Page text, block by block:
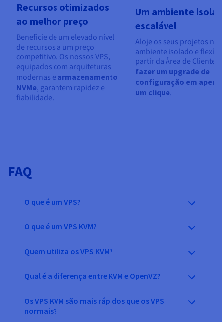
Recursos otimizados
ao melhor preço
Beneficie de um elevado nível
de recursos a um preço
competitivo. Os nossos VPS,
equipados com arquiteturas
modernas e armazenamento
NVMe, garantem rapidez e
fiabilidade.
Um ambiente
escalável
Aloje os seus projetos
ambiente isolado e
partir da Área de Cliente,
fazer um upgrade de
configuração em
um clique.
FAQ
O que é um VPS?
O que é um VPS KVM?
Quem utiliza os VPS KVM?
Qual é a diferença entre KVM e OpenVZ?
Os VPS KVM são mais rápidos que os VPS
normais?